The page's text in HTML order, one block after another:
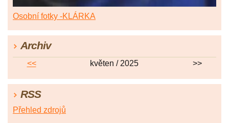
Osobní fotky -KLÁRKA
Archiv
<< květen / 2025 >>
RSS
Přehled zdrojů